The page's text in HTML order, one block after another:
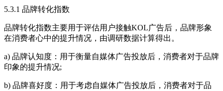
5.3.1 品牌转化指数
品牌转化指数主要用于评估用户接触KOL广告后，品牌形象
在消费者心中的提升情况，由调研数据计算得出。
a) 品牌认知度：用于衡量自媒体广告投放后，消费者对于品牌
印象的提升情况;
b) 品牌喜好度：用于考虑自媒体广告投放后，消费者对于品